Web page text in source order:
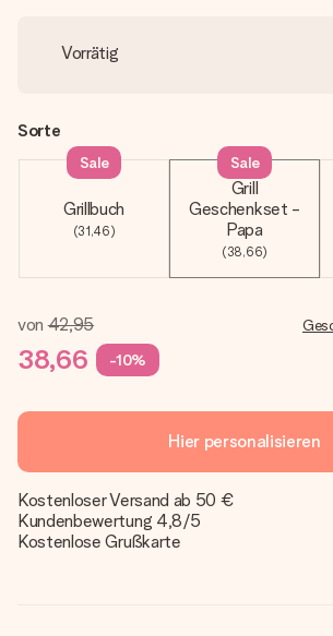
Vorrätig
Sorte
Grillbuch
(31,46)
Sale
Grill
Geschenkset -
Papa
(38,66)
Sale
von 42,95
38,66 -10%
Hier personalisieren
Kostenloser Versand ab 50 €
Kundenbewertung 4,8/5
Kostenlose Grußkarte